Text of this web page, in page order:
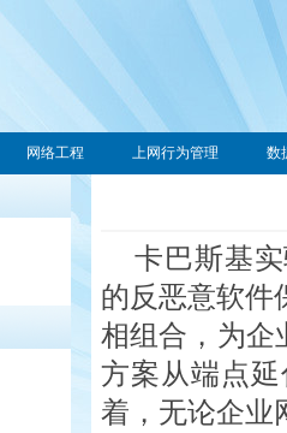
网络工程 上网行为管理 数
卡巴斯基
的反恶意软件
相组合，为企
方案从端点
着，无论企业